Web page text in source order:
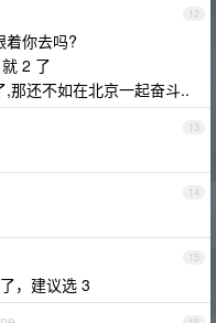
12
着你去吗?
2 了
那还不如在北京一起奋斗..
13
14
15
，建议选 3